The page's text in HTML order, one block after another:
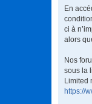
En
ci à
alors
Nos
sous la
Limited
https://